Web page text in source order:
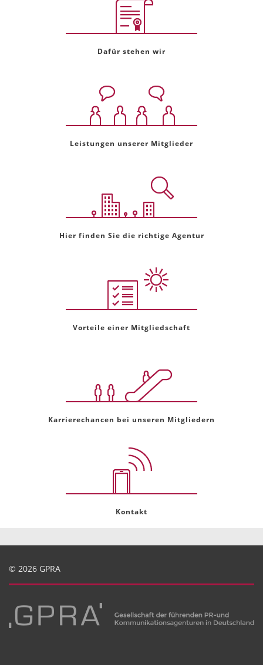
Dafür stehen wir
Leistungen unserer Mitglieder
Hier finden Sie die richtige Agentur
Vorteile einer Mitgliedschaft
Karrierechancen bei unseren Mitgliedern
Kontakt
© 2026 GPRA